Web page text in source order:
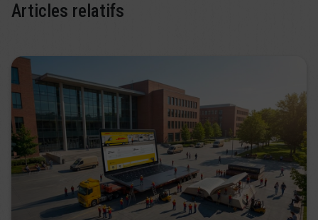
Articles relatifs